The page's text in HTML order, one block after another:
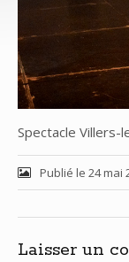
Spectacle Villers-
Publié le 24 mai
Laisser un